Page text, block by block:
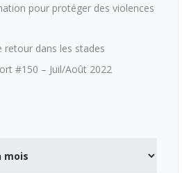
pour protéger des violences
retour dans les stades
#150 – Juil/Août 2022